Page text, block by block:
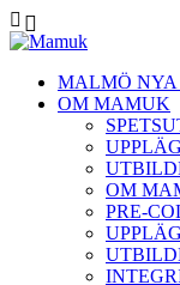
MALMÖ NYA
OM MAMUK
OM
PRE-